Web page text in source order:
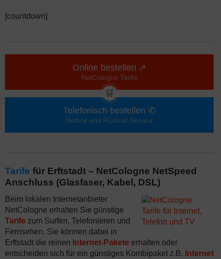
[countdown]
Online bestellen ⇗
NetCologne Tarife
🛒
Telefonisch bestellen ✆
Hotline und Rückruf-Service
Tarife für Erftstadt – NetCologne NetSpeed
Anschluss (Glasfaser, Kabel, DSL)
Beim lokalen Internetanbieter
NetCologne erhalten Sie günstige
Tarife zum Surfen, Telefonieren und
Fernsehen. Sie können dabei in
Erftstadt die reinen Internet-Pakete erhalten oder
entscheiden sich für ein günstiges Kombipaket z.B. Internet